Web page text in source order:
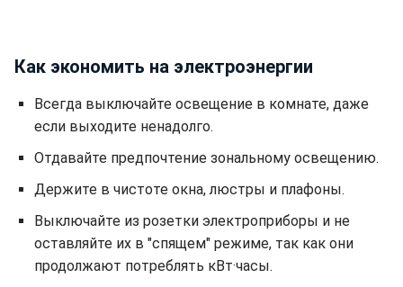
Как экономить на электроэнергии
Всегда выключайте освещение в комнате, даже
если выходите ненадолго.
Отдавайте предпочтение зональному освещению.
Держите в чистоте окна, люстры и плафоны.
Выключайте из розетки электроприборы и не
оставляйте их в "спящем" режиме, так как они
продолжают потреблять кВт·часы.